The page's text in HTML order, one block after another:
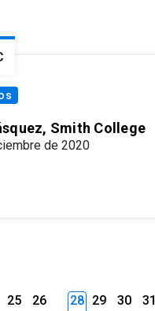
Smith College
de 2020
25
26
28 29 30
31